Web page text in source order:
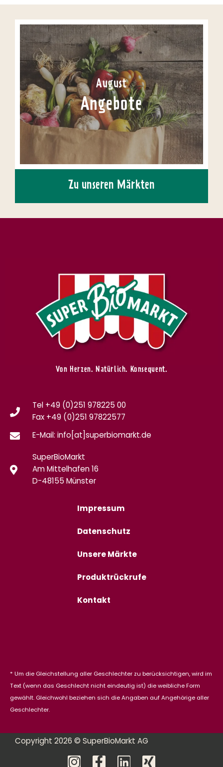
August
Angebote
Zu unseren Märkten
Von Herzen. Natürlich. Konsequent.
Tel +49 (0)251 978225 00
Fax +49 (0)251 97822577
E-Mail: info[at]superbiomarkt.de
SuperBioMarkt
Am Mittelhafen 16
D-48155 Münster
Impressum
Datenschutz
Unsere Märkte
Produktrückrufe
Kontakt
* Um die Gleichstellung aller Geschlechter zu berücksichtigen, wird im
Text (wenn das Geschlecht nicht eindeutig ist) die weibliche Form
gewählt. Gleichwohl beziehen sich die Angaben auf Angehörige aller
Geschlechter.
Copyright 2026 © SuperBioMarkt AG